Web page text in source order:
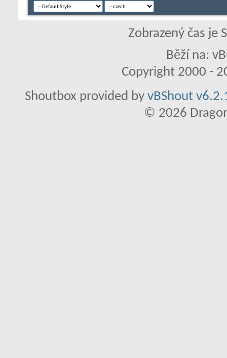
Zobrazený čas je
Běží na:
Copyright 2000 -
Shoutbox provided by vBShout
© 2026